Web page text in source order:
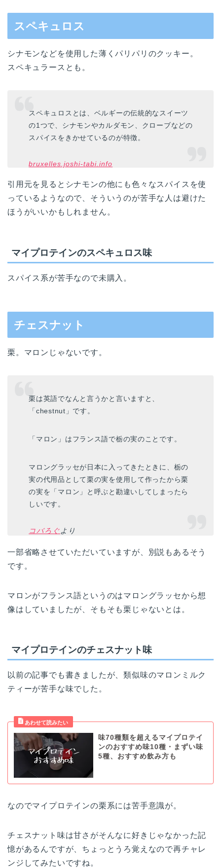
スペキュロス
シナモンなどを使用した薄くパリパリのクッキー。
スペキュラースとも。
スペキュロスとは、ベルギーの伝統的なスイーツ
の1つで、シナモンやカルダモン、クローブなどの
スパイスをきかせているのが特徴。
bruxelles.joshi-tabi.info
引用元を見るとシナモンの他にも色々なスパイスを使
っているようなので、そういうのが苦手な人は避けた
ほうがいいかもしれません。
マイプロテインのスペキュロス味
スパイス系が苦手なので未購入。
チェスナット
栗。マロンじゃないです。
栗は英語でなんと言うかと言いますと、
「chestnut」です。
「マロン」はフランス語で栃の実のことです。
マロングラッセが日本に入ってきたときに、栃の
実の代用品として栗の実を使用して作ったから栗
の実を「マロン」と呼ぶと勘違いしてしまったら
しいです。
コバろぐより
一部省略させていただいていますが、別説もあるそう
です。
マロンがフランス語というのはマロングラッセから想
像はしていましたが、そもそも栗じゃないとは。
マイプロテインのチェスナット味
以前の記事でも書きましたが、類似味のマロンミルク
ティーが苦手な味でした。
味70種類を超えるマイプロテイ
ンのおすすめ味10種・まずい味
5種、おすすめ飲み方も
なのでマイプロテインの栗系には苦手意識が。
チェスナット味は甘さがそんなに好きじゃなかった記
憶があるんですが、ちょっとうろ覚えなので再チャレ
ンジしてみたいですね。